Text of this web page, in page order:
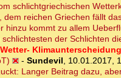
schlichtgriechischen
dem reichen Griechen fällt
hinzu kommt zu allem
der Schlichten
- Sundevil, 10.01.2017,
Langer Beitrag dazu,